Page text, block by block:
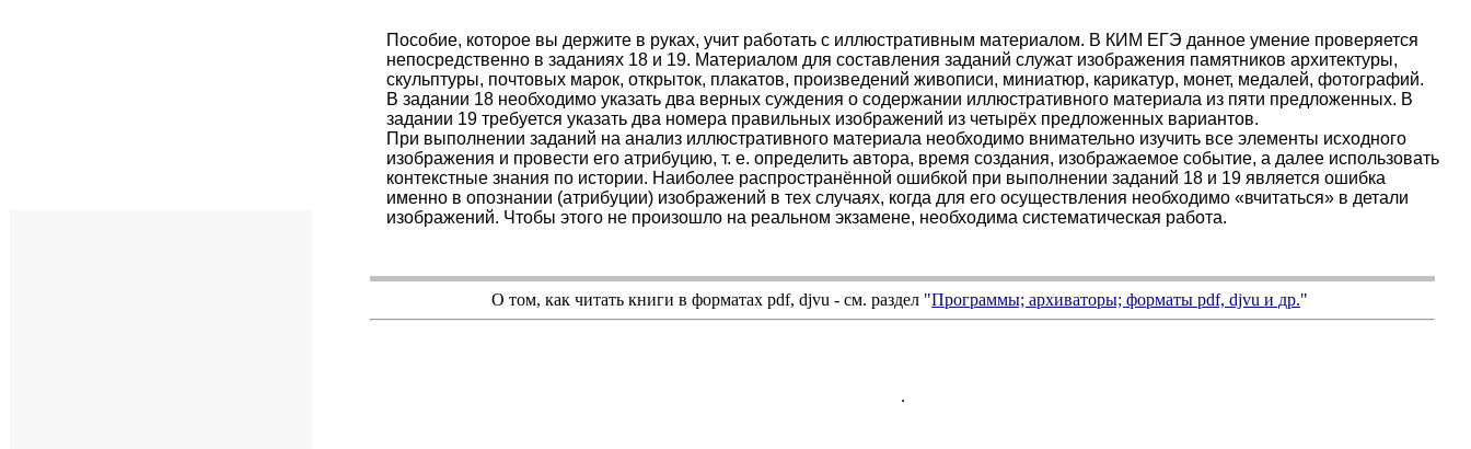
Пособие, которое вы держите в руках, учит работать с иллюстративным материалом. В КИМ ЕГЭ данное умение проверяется
непосредственно в заданиях 18 и 19. Материалом для составления заданий служат изображения памятников архитектуры,
скульптуры, почтовых марок, открыток, плакатов, произведений живописи, миниатюр, карикатур, монет, медалей, фотографий.
В задании 18 необходимо указать два верных суждения о содержании иллюстративного материала из пяти предложенных. В
задании 19 требуется указать два номера правильных изображений из четырёх предложенных вариантов.
При выполнении заданий на анализ иллюстративного материала необходимо внимательно изучить все элементы исходного
изображения и провести его атрибуцию, т. е. определить автора, время создания, изображаемое событие, а далее использовать
контекстные знания по истории. Наиболее распространённой ошибкой при выполнении заданий 18 и 19 является ошибка
именно в опознании (атрибуции) изображений в тех случаях, когда для его осуществления необходимо «вчитаться» в детали
изображений. Чтобы этого не произошло на реальном экзамене, необходима систематическая работа.
О том, как читать книги в форматахpdf,djvu - см. раздел "Программы; архиваторы; форматыpdf, djvuи др."
.